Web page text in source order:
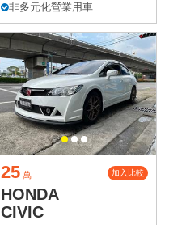
非多元化營業用車
25 萬 加入比較
HONDA
CIVIC